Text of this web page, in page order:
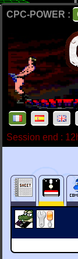
CPC-POWER :
Session end :